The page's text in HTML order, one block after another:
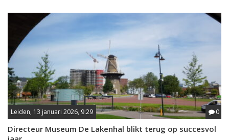
Leiden, 13 januari 2026, 9:29 0
Directeur Museum De Lakenhal blikt terug op succesvol